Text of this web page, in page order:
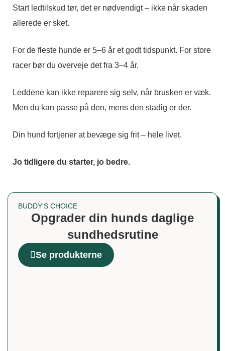
Start ledtilskud tør, det er nødvendigt – ikke når skaden
allerede er sket.
For de fleste hunde er 5–6 år et godt tidspunkt. For store
racer bør du overveje det fra 3–4 år.
Leddene kan ikke reparere sig selv, når brusken er væk.
Men du kan passe på den, mens den stadig er der.
Din hund fortjener at bevæge sig frit – hele livet.
Jo tidligere du starter, jo bedre.
BUDDY'S CHOICE
Opgrader din hunds daglige
sundhedsrutine
Se produkterne